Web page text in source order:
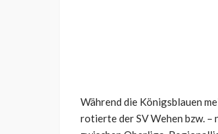
Während die Königsblauen
rotierte der SV Wehen bzw. –